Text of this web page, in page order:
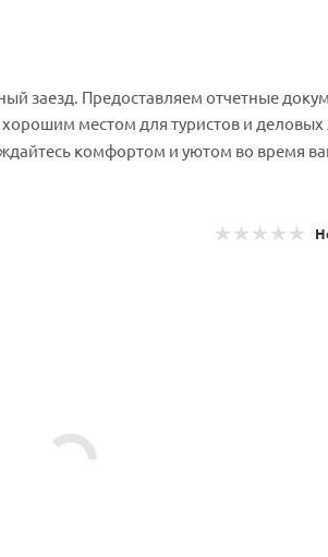
заезд. Предоставляем отчетные
хорошим местом для туристов и
комфортом и уютом во время